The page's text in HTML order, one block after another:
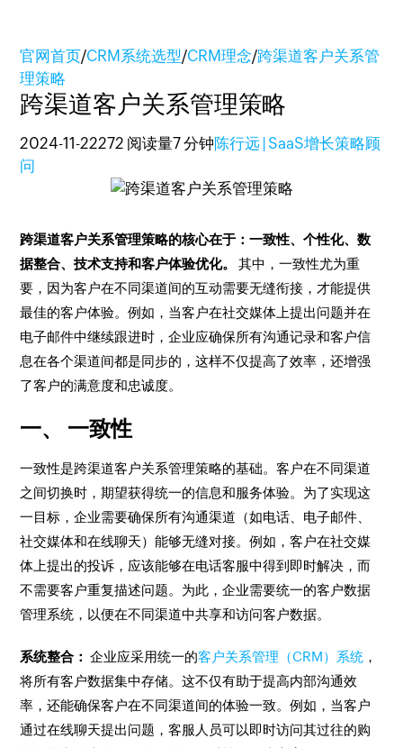
官网首页/CRM系统选型/CRM理念/跨渠道客户关系管
理策略
跨渠道客户关系管理策略
2024-11-22272 阅读量7 分钟陈行远 | SaaS增长策略顾
问
跨渠道客户关系管理策略的核心在于：一致性、个性化、数
据整合、技术支持和客户体验优化。
其中，一致性尤为重
要，因为客户在不同渠道间的互动需要无缝衔接，才能提供
最佳的客户体验。例如，当客户在社交媒体上提出问题并在
电子邮件中继续跟进时，企业应确保所有沟通记录和客户信
息在各个渠道间都是同步的，这样不仅提高了效率，还增强
了客户的满意度和忠诚度。
一、 一致性
一致性是跨渠道客户关系管理策略的基础。客户在不同渠道
之间切换时，期望获得统一的信息和服务体验。为了实现这
一目标，企业需要确保所有沟通渠道（如电话、电子邮件、
社交媒体和在线聊天）能够无缝对接。例如，客户在社交媒
体上提出的投诉，应该能够在电话客服中得到即时解决，而
不需要客户重复描述问题。为此，企业需要统一的客户数据
管理系统，以便在不同渠道中共享和访问客户数据。
系统整合： 企业应采用统一的客户关系管理（CRM）系统 ，
将所有客户数据集中存储。这不仅有助于提高内部沟通效
率，还能确保客户在不同渠道间的体验一致。例如，当客户
通过在线聊天提出问题，客服人员可以即时访问其过往的购